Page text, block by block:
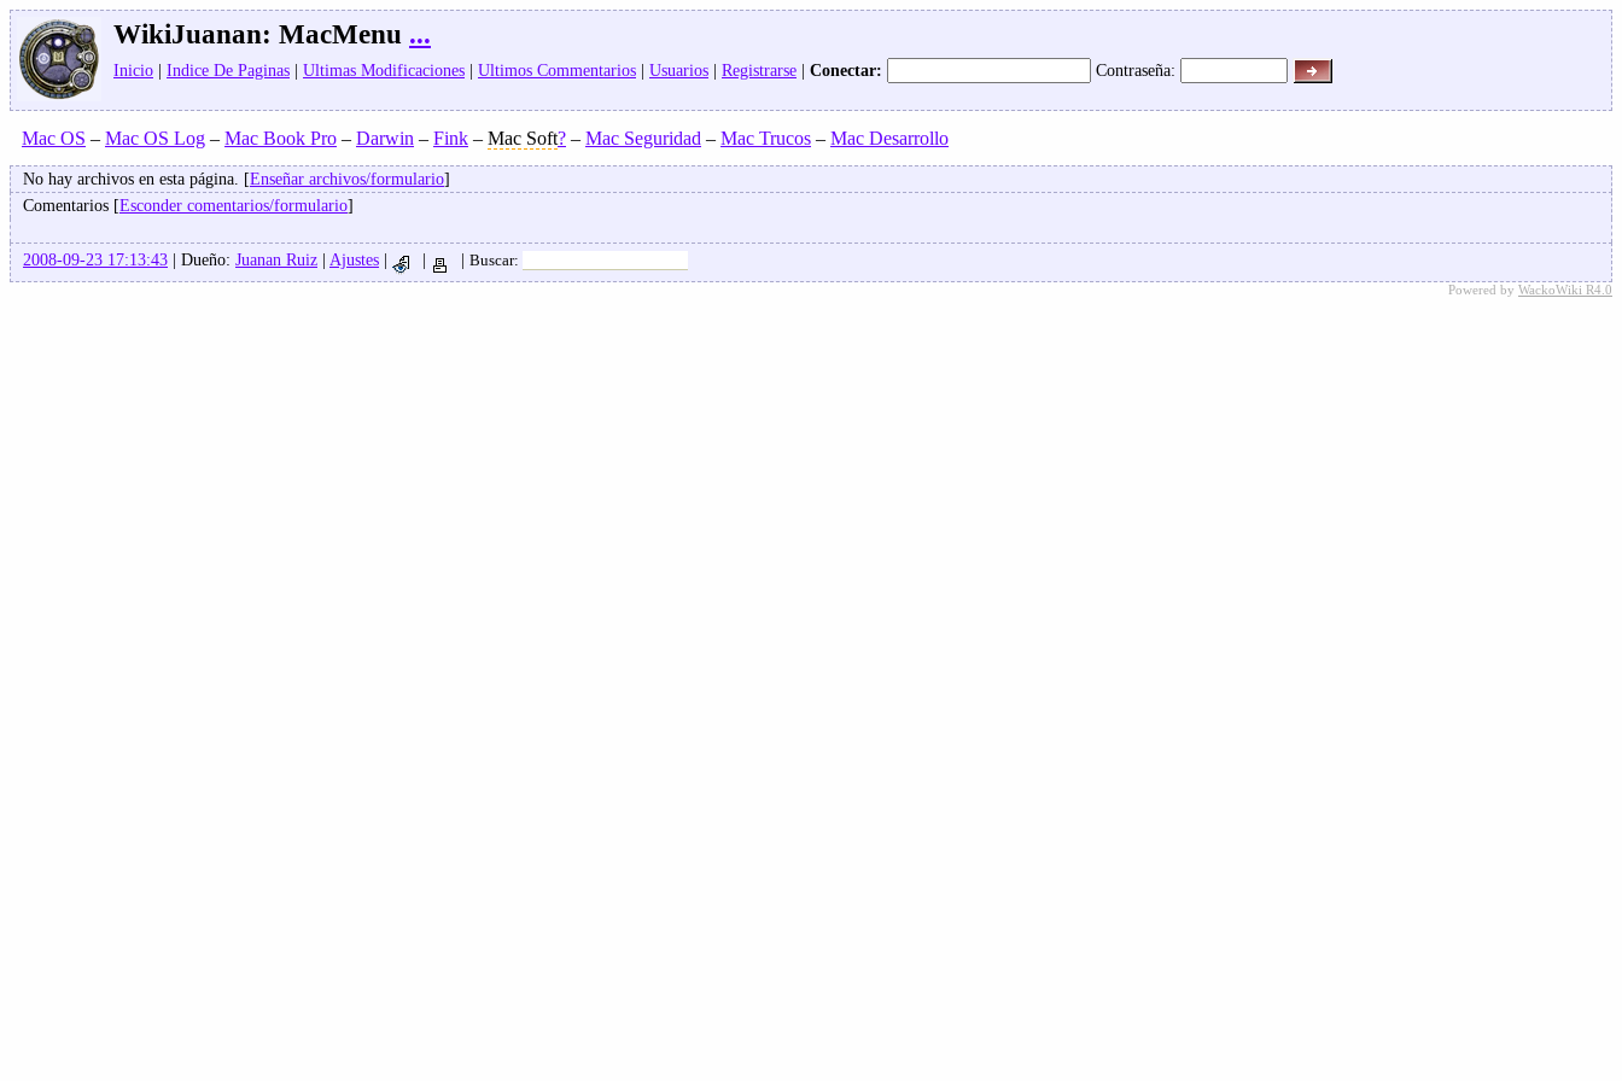
WikiJuanan: MacMenu ...
Inicio | Indice De Paginas | Ultimas Modificaciones | Ultimos Commentarios | Usuarios | Registrarse | Conectar: Contraseña:
Mac OS – Mac OS Log – Mac Book Pro – Darwin – Fink – Mac Soft? – Mac Seguridad – Mac Trucos – Mac Desarrollo
No hay archivos en esta página. [Enseñar archivos/formulario]
Comentarios [Esconder comentarios/formulario]
2008-09-23 17:13:43 | Dueño: Juanan Ruiz | Ajustes | | | Buscar:
Powered by WackoWiki R4.0